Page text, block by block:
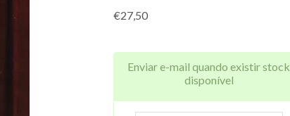
€27,50
Enviar e-mail quando existir stock
disponível